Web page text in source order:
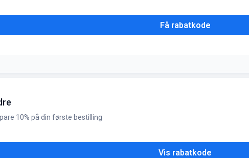
Få rabatkode
for at generere din unikke kode, der kan bruges ved kassen
UNiDAYS
10% på din første bestilling
Vis rabatkode